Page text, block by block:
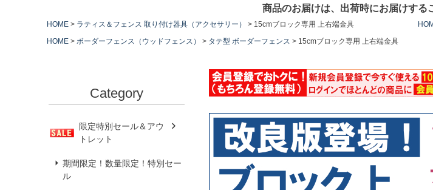
商品のお届けは、出荷時にお届けするご
HOME ラティス＆フェンス 取り付け器具（アクセサリー） 15cmブロック専用 上右端金具
HOME
ボーダーフェンス（ウッドフェンス） タテ型 ボーダーフェンス 15cmブロック専用 上右端金具
Category
限定特別セール＆アウ
トレット
期間限定！数量限定！特別セー
ル